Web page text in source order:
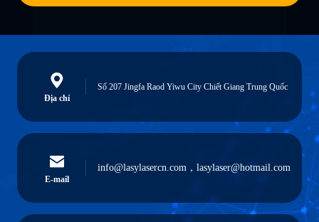
Địa chỉ
Số 207 Jingfa Raod Yiwu City Chiết Giang Trung Quốc
E-mail
info@lasylasercn.com，lasylaser@hotmail.com